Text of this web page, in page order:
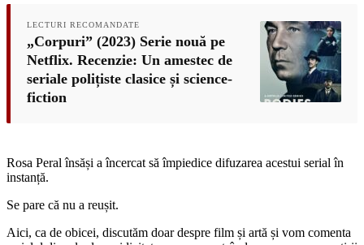
LECTURI RECOMANDATE
„Corpuri” (2023) Serie nouă pe
Netflix. Recenzie: Un amestec de
seriale polițiste clasice și science-
fiction
Rosa Peral însăși a încercat să împiedice difuzarea acestui serial în
instanță.
Se pare că nu a reușit.
Aici, ca de obicei, discutăm doar despre film și artă și vom comenta